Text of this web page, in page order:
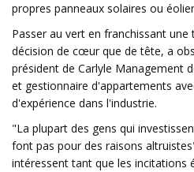
propres panneaux solaires ou
Passer au vert en franchissant
décision de cœur que de tête, a
président de Carlyle Management
et gestionnaire d'appartements
d'expérience dans l'industrie.
"La plupart des gens qui
font pas pour des raisons
intéressent tant que les incitations